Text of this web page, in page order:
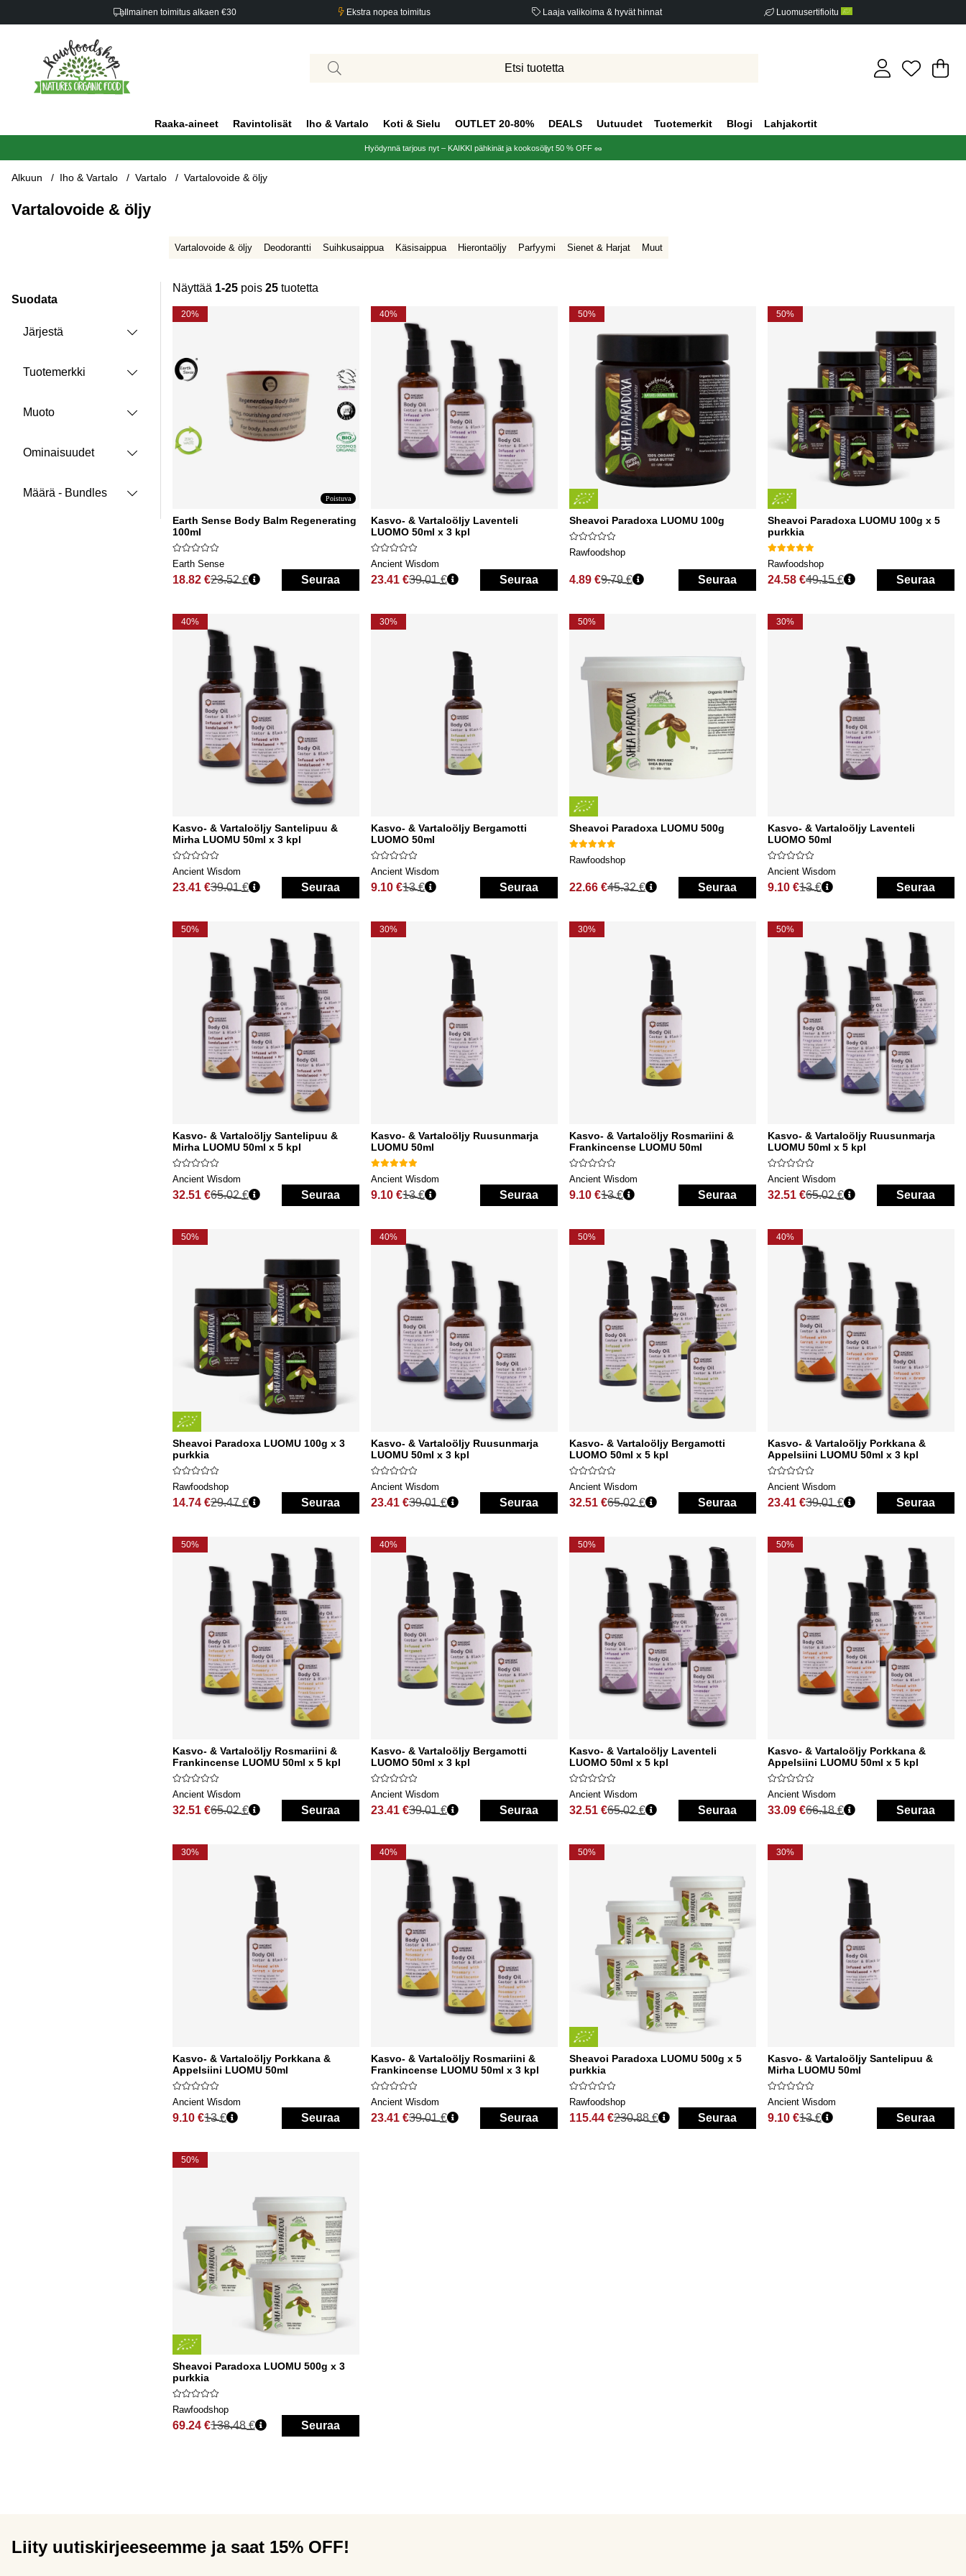
Ilmainen toimitus alkaen €30 Ekstra nopea toimitus Laaja valikoima & hyvät hinnat Luomusertifioitu
.
Raaka-aineet Ravintolisät Iho & Vartalo Koti & Sielu OUTLET 20-80% DEALS Uutuudet Tuotemerkit Blogi Lahjakortit
Hyödynnä tarjous nyt – KAIKKI pähkinät ja kookosöljyt 50 % OFF 🥜
Alkuun Iho & Vartalo Vartalo Vartalovoide & öljy
Vartalovoide & öljy
Vartalovoide & öljy Deodorantti Suihkusaippua Käsisaippua Hierontaöljy Parfyymi Sienet & Harjat Muut
Suodata
Järjestä
Tuotemerkki
Muoto
Ominaisuudet
Määrä - Bundles
Näyttää 1-25 pois 25 tuotetta
Tuotteet
20%
Poistuva
Earth Sense Body Balm Regenerating
100ml
Earth Sense
18.82 €
Normaali hinta
23.52 € Seuraa
40%
Kasvo- & Vartaloöljy Laventeli
LUOMO 50ml x 3 kpl
Ancient Wisdom
23.41 €
Normaali hinta
39.01 € Seuraa
50%
Sheavoi Paradoxa LUOMU 100g
Rawfoodshop
4.89 €
Normaali hinta
9.79 € Seuraa
50%
Sheavoi Paradoxa LUOMU 100g x 5
purkkia
Rawfoodshop
24.58 €
Normaali hinta
49.15 € Seuraa
40%
Kasvo- & Vartaloöljy Santelipuu &
Mirha LUOMU 50ml x 3 kpl
Ancient Wisdom
23.41 €
Normaali hinta
39.01 € Seuraa
30%
Kasvo- & Vartaloöljy Bergamotti
LUOMO 50ml
Ancient Wisdom
9.10 €
Normaali hinta
13 € Seuraa
50%
Sheavoi Paradoxa LUOMU 500g
Rawfoodshop
22.66 €
Normaali hinta
45.32 € Seuraa
30%
Kasvo- & Vartaloöljy Laventeli
LUOMO 50ml
Ancient Wisdom
9.10 €
Normaali hinta
13 € Seuraa
50%
Kasvo- & Vartaloöljy Santelipuu &
Mirha LUOMU 50ml x 5 kpl
Ancient Wisdom
32.51 €
Normaali hinta
65.02 € Seuraa
30%
Kasvo- & Vartaloöljy Ruusunmarja
LUOMU 50ml
Ancient Wisdom
9.10 €
Normaali hinta
13 € Seuraa
30%
Kasvo- & Vartaloöljy Rosmariini &
Frankincense LUOMU 50ml
Ancient Wisdom
9.10 €
Normaali hinta
13 € Seuraa
50%
Kasvo- & Vartaloöljy Ruusunmarja
LUOMU 50ml x 5 kpl
Ancient Wisdom
32.51 €
Normaali hinta
65.02 € Seuraa
50%
Sheavoi Paradoxa LUOMU 100g x 3
purkkia
Rawfoodshop
14.74 €
Normaali hinta
29.47 € Seuraa
40%
Kasvo- & Vartaloöljy Ruusunmarja
LUOMU 50ml x 3 kpl
Ancient Wisdom
23.41 €
Normaali hinta
39.01 € Seuraa
50%
Kasvo- & Vartaloöljy Bergamotti
LUOMO 50ml x 5 kpl
Ancient Wisdom
32.51 €
Normaali hinta
65.02 € Seuraa
40%
Kasvo- & Vartaloöljy Porkkana &
Appelsiini LUOMU 50ml x 3 kpl
Ancient Wisdom
23.41 €
Normaali hinta
39.01 € Seuraa
50%
Kasvo- & Vartaloöljy Rosmariini &
Frankincense LUOMU 50ml x 5 kpl
Ancient Wisdom
32.51 €
Normaali hinta
65.02 € Seuraa
40%
Kasvo- & Vartaloöljy Bergamotti
LUOMO 50ml x 3 kpl
Ancient Wisdom
23.41 €
Normaali hinta
39.01 € Seuraa
50%
Kasvo- & Vartaloöljy Laventeli
LUOMO 50ml x 5 kpl
Ancient Wisdom
32.51 €
Normaali hinta
65.02 € Seuraa
50%
Kasvo- & Vartaloöljy Porkkana &
Appelsiini LUOMU 50ml x 5 kpl
Ancient Wisdom
33.09 €
Normaali hinta
66.18 € Seuraa
30%
Kasvo- & Vartaloöljy Porkkana &
Appelsiini LUOMU 50ml
Ancient Wisdom
9.10 €
Normaali hinta
13 € Seuraa
40%
Kasvo- & Vartaloöljy Rosmariini &
Frankincense LUOMU 50ml x 3 kpl
Ancient Wisdom
23.41 €
Normaali hinta
39.01 € Seuraa
50%
Sheavoi Paradoxa LUOMU 500g x 5
purkkia
Rawfoodshop
115.44 €
Normaali hinta
230.88 € Seuraa
30%
Kasvo- & Vartaloöljy Santelipuu &
Mirha LUOMU 50ml
Ancient Wisdom
9.10 €
Normaali hinta
13 € Seuraa
50%
Sheavoi Paradoxa LUOMU 500g x 3
purkkia
Rawfoodshop
69.24 €
Normaali hinta
138.48 € Seuraa
Liity uutiskirjeeseemme ja saat 15% OFF!